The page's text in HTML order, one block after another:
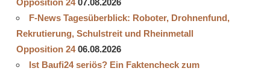
Opposition 24 07.08.2026
F-News Tagesüberblick: Roboter, Drohnenfund,
Rekrutierung, Schulstreit und Rheinmetall
Opposition 24 06.08.2026
Ist Baufi24 seriös? Ein Faktencheck zum